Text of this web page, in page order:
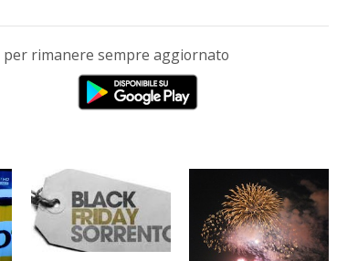
per rimanere sempre aggiornato